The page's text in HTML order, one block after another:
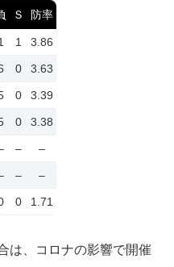
Ｓ 防率
1 3.86
0 3.63
0 3.39
0 3.38
– –
– –
0 1.71
は、コロナの影響で開催